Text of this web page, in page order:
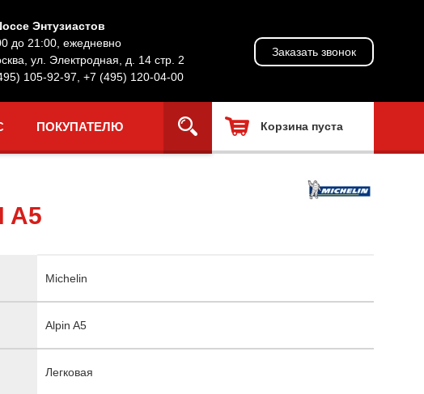
Энтузиастов
до 21:00, ежедневно
ул. Электродная, д. 14 стр. 2
105-92-97 +7 (495) 120-04-00
Заказать звонок
ПОКУПАТЕЛЮ Корзина пуста
A5
Michelin
Alpin A5
Легковая